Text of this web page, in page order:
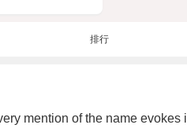
排行
mention of the name evokes